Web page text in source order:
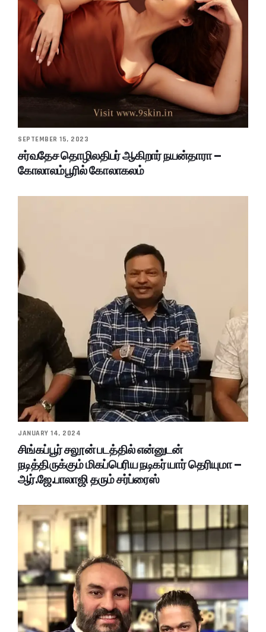
SEPTEMBER 15, 2023
சர்வதேச தொழிலதிபர் ஆகிறார் நயன்தாரா –
கோலாலம்பூரில் கோலாகலம்
JANUARY 14, 2024
சிங்கப்பூர் சலூன் படத்தில் என்னுடன்
நடித்திருக்கும் மிகப்பெரிய நடிகர் யார் தெரியுமா –
ஆர்.ஜே.பாலாஜி தரும் சர்ப்ரைஸ்